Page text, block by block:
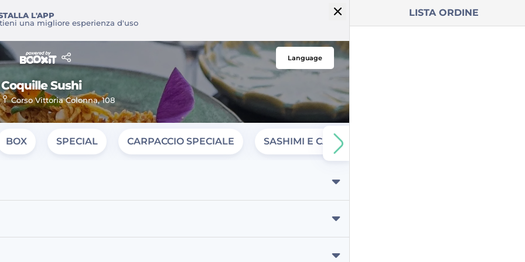
L'APP
una migliore esperienza d'uso
Language
Coquille Sushi
Corso Vittoria Colonna, 108
BOX SPECIAL CARPACCIO SPECIALE SASHIMI E CARPACCIO
LISTA ORDINE